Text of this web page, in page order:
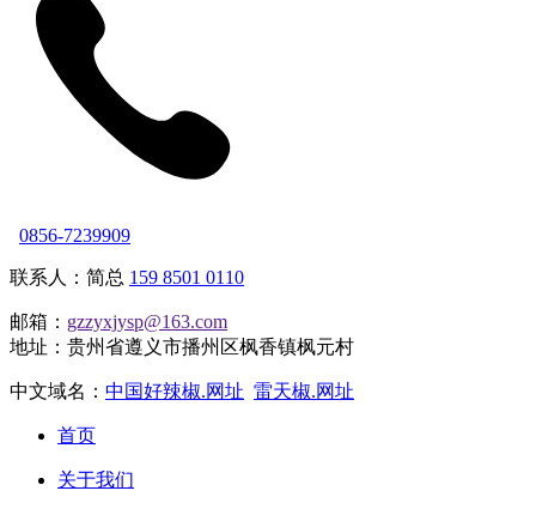
0856-7239909
联系人：简总 159 8501 0110
邮箱： gzzyxjysp@163.com
地址：贵州省遵义市播州区枫香镇枫元村
中文域名： 中国好辣椒.网址 雷天椒.网址
首页
关于我们